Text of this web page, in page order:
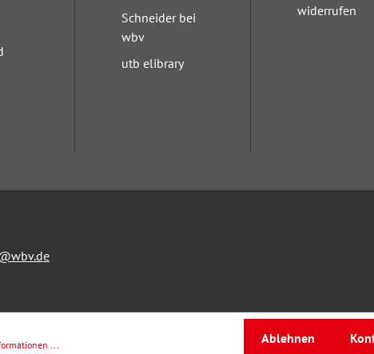
Schneider bei
wbv
utb elibrary
widerrufen
... Ablehnen